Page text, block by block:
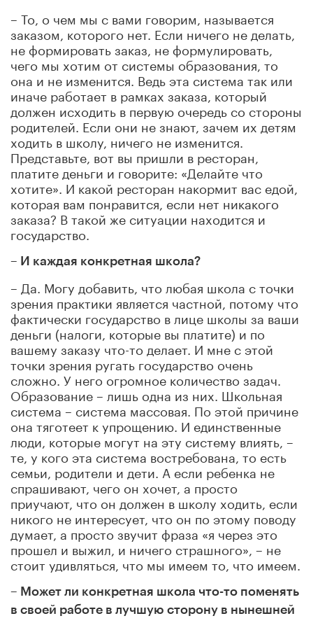
– То, о чем мы с вами говорим, называется
заказом, которого нет. Если ничего не делать,
не формировать заказ, не формулировать,
чего мы хотим от системы образования, то
она и не изменится. Ведь эта система так или
иначе работает в рамках заказа, который
должен исходить в первую очередь со стороны
родителей. Если они не знают, зачем их детям
ходить в школу, ничего не изменится.
Представьте, вот вы пришли в ресторан,
платите деньги и говорите: «Делайте что
хотите». И какой ресторан накормит вас едой,
которая вам понравится, если нет никакого
заказа? В такой же ситуации находится и
государство.
– И каждая конкретная школа?
– Да. Могу добавить, что любая школа с точки
зрения практики является частной, потому что
фактически государство в лице школы за ваши
деньги (налоги, которые вы платите) и по
вашему заказу что-то делает. И мне с этой
точки зрения ругать государство очень
сложно. У него огромное количество задач.
Образование – лишь одна из них. Школьная
система – система массовая. По этой причине
она тяготеет к упрощению. И единственные
люди, которые могут на эту систему влиять, –
те, у кого эта система востребована, то есть
семьи, родители и дети. А если ребенка не
спрашивают, чего он хочет, а просто
приучают, что он должен в школу ходить, если
никого не интересует, что он по этому поводу
думает, а просто звучит фраза «я через это
прошел и выжил, и ничего страшного», – не
стоит удивляться, что мы имеем то, что имеем.
– Может ли конкретная школа что-то поменять
в своей работе в лучшую сторону в нынешней